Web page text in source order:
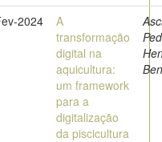
2024
A
transformação
digital na
aquicultura:
um framework
para a
digitalização
da piscicultura